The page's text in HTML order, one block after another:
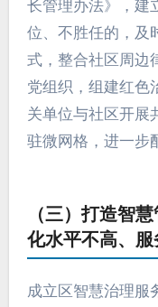
长管理办法》，建
位、不胜任的，及
式，整合社区周边
党组织，组建红色
关单位与社区开展
驻微网格，进一步
（三）打造智
化水平不高、服
成立区智慧治理服